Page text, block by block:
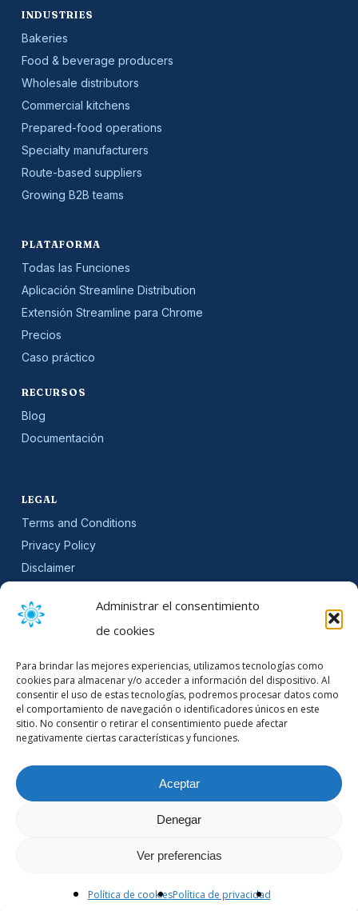
Administrar el consentimiento
de cookies
Para brindar las mejores experiencias, utilizamos tecnologías como
cookies para almacenar y/o acceder a información del dispositivo. Al
consentir el uso de estas tecnologías, podremos procesar datos como
el comportamiento de navegación o identificadores únicos en este
sitio. No consentir o retirar el consentimiento puede afectar
negativamente ciertas características y funciones.
Aceptar
Denegar
Ver preferencias
Política de cookiesPolítica de privacidad
INDUSTRIES
Bakeries
Food & beverage producers
Wholesale distributors
Commercial kitchens
Prepared-food operations
Specialty manufacturers
Route-based suppliers
Growing B2B teams
PLATAFORMA
Todas las Funciones
Aplicación Streamline Distribution
Extensión Streamline para Chrome
Precios
Caso práctico
RECURSOS
Blog
Documentación
LEGAL
Terms and Conditions
Privacy Policy
Disclaimer
Cookie Policy (EU)
Get software updates and practical tips.
Email Address
facebooklinkedin